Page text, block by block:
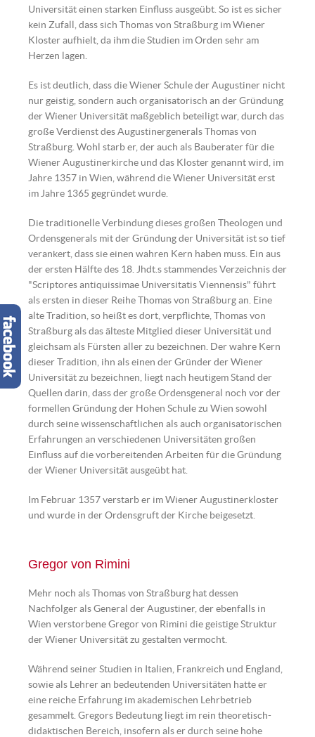
Universität einen starken Einfluss ausgeübt. So ist es sicher
kein Zufall, dass sich Thomas von Straßburg im Wiener
Kloster aufhielt, da ihm die Studien im Orden sehr am
Herzen lagen.
Es ist deutlich, dass die Wiener Schule der Augustiner nicht
nur geistig, sondern auch organisatorisch an der Gründung
der Wiener Universität maßgeblich beteiligt war, durch das
große Verdienst des Augustinergenerals Thomas von
Straßburg. Wohl starb er, der auch als Bauberater für die
Wiener Augustinerkirche und das Kloster genannt wird, im
Jahre 1357 in Wien, während die Wiener Universität erst
im Jahre 1365 gegründet wurde.
Die traditionelle Verbindung dieses großen Theologen und
Ordensgenerals mit der Gründung der Universität ist so tief
verankert, dass sie einen wahren Kern haben muss. Ein aus
der ersten Hälfte des 18. Jhdt.s stammendes Verzeichnis der
"Scriptores antiquissimae Universitatis Viennensis" führt
als ersten in dieser Reihe Thomas von Straßburg an. Eine
alte Tradition, so heißt es dort, verpflichte, Thomas von
Straßburg als das älteste Mitglied dieser Universität und
gleichsam als Fürsten aller zu bezeichnen. Der wahre Kern
dieser Tradition, ihn als einen der Gründer der Wiener
Universität zu bezeichnen, liegt nach heutigem Stand der
Quellen darin, dass der große Ordensgeneral noch vor der
formellen Gründung der Hohen Schule zu Wien sowohl
durch seine wissenschaftlichen als auch organisatorischen
Erfahrungen an verschiedenen Universitäten großen
Einfluss auf die vorbereitenden Arbeiten für die Gründung
der Wiener Universität ausgeübt hat.
Im Februar 1357 verstarb er im Wiener Augustinerkloster
und wurde in der Ordensgruft der Kirche beigesetzt.
Gregor von Rimini
Mehr noch als Thomas von Straßburg hat dessen
Nachfolger als General der Augustiner, der ebenfalls in
Wien verstorbene Gregor von Rimini die geistige Struktur
der Wiener Universität zu gestalten vermocht.
Während seiner Studien in Italien, Frankreich und England,
sowie als Lehrer an bedeutenden Universitäten hatte er
eine reiche Erfahrung im akademischen Lehrbetrieb
gesammelt. Gregors Bedeutung liegt im rein theoretisch-
didaktischen Bereich, insofern als er durch seine hohe